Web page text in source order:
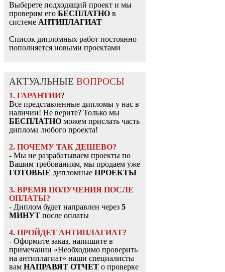
Выберете подходящий проект и мы
проверим его БЕСПЛАТНО в
системе АНТИПЛАГИАТ
Список дипломных работ постоянно
пополняется новыми проектами
АКТУАЛЬНЫЕ ВОПРОСЫ
1. ГАРАНТИИ?
Все представленные дипломы у нас в
наличии! Не верите? Только мы
БЕСПЛАТНО можем прислать часть
диплома любого проекта!
2. ПОЧЕМУ ТАК ДЕШЕВО?
- Мы не разрабатываем проекты по
Вашим требованиям, мы продаем уже
ГОТОВЫЕ дипломные ПРОЕКТЫ
3. ВРЕМЯ ПОЛУЧЕНИЯ ПОСЛЕ
ОПЛАТЫ?
- Диплом будет направлен через 5
МИНУТ после оплаты
4. ПРОЙДЕТ АНТИПЛАГИАТ?
- Оформите заказ, напишите в
примечании «Необходимо проверить
на антиплагиат» наши специалисты
вам НАПРАВЯТ ОТЧЕТ о проверке